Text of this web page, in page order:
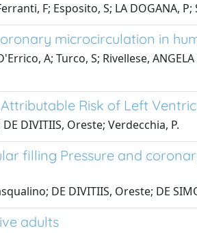
F; Esposito, S; LA DOGANA,
microcirculation in
A; Turco, S; Rivellese,
Risk of Left
DIVITIIS, Oreste; Verdecchia, P.
filling Pressure and
DE DIVITIIS, Oreste; DE
adults